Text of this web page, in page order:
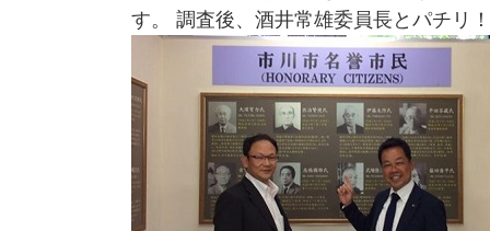
す。 調査後、酒井常雄委員長とパチリ！